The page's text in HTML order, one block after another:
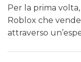
Per la prima
Roblox che
attraverso